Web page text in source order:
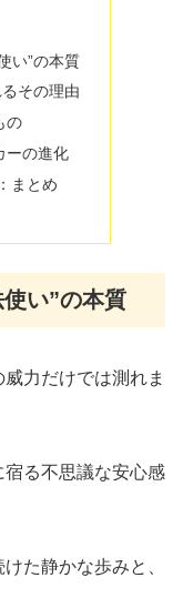
い”の本質
その理由
の
ーの進化
まとめ
い”の本質
力だけでは測れま
る不思議な安心感
た静かな歩みと、